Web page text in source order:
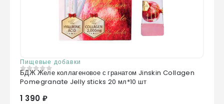
Пищевые добавки
0из 5
БДЖ Желе коллагеновое с гранатом Jinskin Collagen
Pomegranate Jelly sticks 20 мл*10 шт
1 390 ₽